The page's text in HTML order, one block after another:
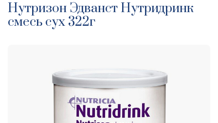
Нутризон Эдванст Нутридринк
смесь сух 322г